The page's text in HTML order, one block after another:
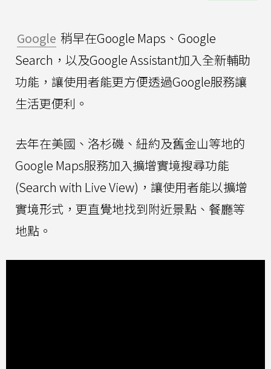
Google 稍早在Google Maps、Google
Search，以及Google Assistant加入全新輔助
功能，讓使用者能更方便透過Google服務讓
生活更便利。
去年在美國、洛杉磯、紐約及舊金山等地的
Google Maps服務加入擴增實境搜尋功能
(Search with Live View)，讓使用者能以擴增
實境形式，更直覺地找到附近景點、餐廳等
地點。